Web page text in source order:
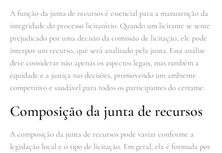
A função da junta de recursos é essencial para a manutenção da
integridade do processo licitatório. Quando um licitante se sente
prejudicado por uma decisão da comissão de licitação, ele pode
interpor um recurso, que será analisado pela junta. Essa análise
deve considerar não apenas os aspectos legais, mas também a
equidade e a justiça nas decisões, promovendo um ambiente
competitivo e saudável para todos os participantes do certame.
Composição da junta de recursos
A composição da junta de recursos pode variar conforme a
legislação local e o tipo de licitação. Em geral, ela é formada por